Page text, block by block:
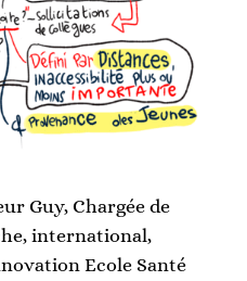
Guy,Chargée de
international,
Ecole Santé